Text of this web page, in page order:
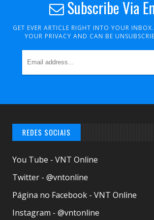
Subscribe Via
GET EVER ARTICLE RIGHT INTO YOUR
YOUR PRIVACY AND CAN BE
REDES SOCIAIS
You Tube - VNT Online
Twitter - @vntonline
Página no Facebook - VNT Online
Instagram - @vntonline